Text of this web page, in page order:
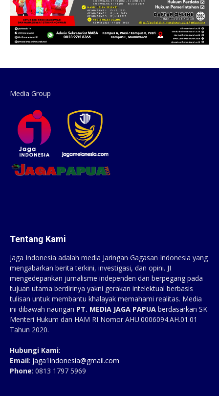
Media Group
Tentang Kami
Jaga Indonesia adalah media Jaringan Gagasan Indonesia yang
mengabarkan berita terkini, investigasi, dan opini. JI
mengedepankan jurnalisme independen dan berpegang pada
tujuan utama berdirinya yakni gerakan intelektual berbasis
tulisan untuk membantu khalayak memahami realitas. Media
ini dibawah naungan PT. MEDIA JAGA PAPUA berdasarkan SK
Menteri Hukum dan HAM RI Nomor AHU.0006094.AH.01.01
Tahun 2020.
Hubungi Kami:
Email: jaga1indonesia@gmail.com
Phone: 0813 1797 5969